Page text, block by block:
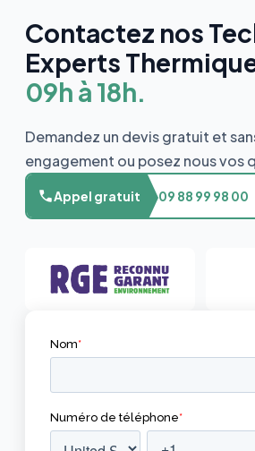
Contactez nos
Experts
09h à 18h.
Demandez un devis gratuit et
engagement ou posez nous vos
Appel gratuit 09 88 99 98 00